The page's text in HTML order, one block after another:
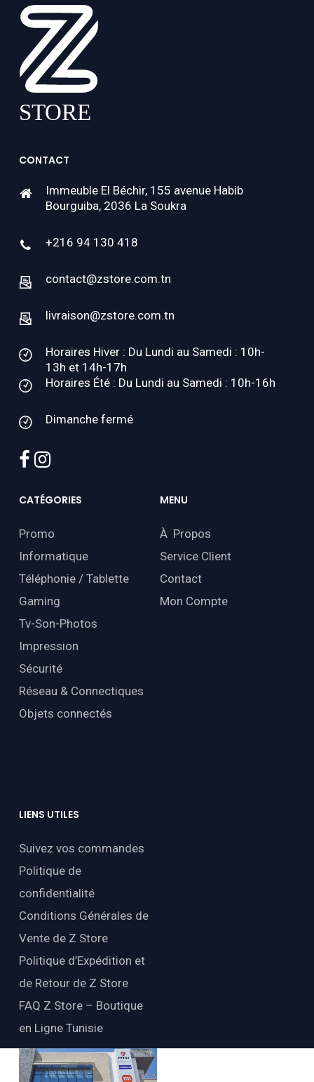
CONTACT
Immeuble El Béchir, 155 avenue Habib
Bourguiba, 2036 La Soukra
+216 94 130 418
contact@zstore.com.tn
livraison@zstore.com.tn
Horaires Hiver : Du Lundi au Samedi : 10h-
13h et 14h-17h
Horaires Été : Du Lundi au Samedi : 10h-16h
Dimanche fermé
facebook
instagram
CATÉGORIES
Promo
Informatique
Téléphonie / Tablette
Gaming
Tv-Son-Photos
Impression
Sécurité
Réseau & Connectiques
Objets connectés
MENU
À Propos
Service Client
Contact
Mon Compte
LIENS UTILES
Suivez vos commandes
Politique de
confidentialité
Conditions Générales de
Vente de Z Store
Politique d’Expédition et
de Retour de Z Store
FAQ Z Store – Boutique
en Ligne Tunisie